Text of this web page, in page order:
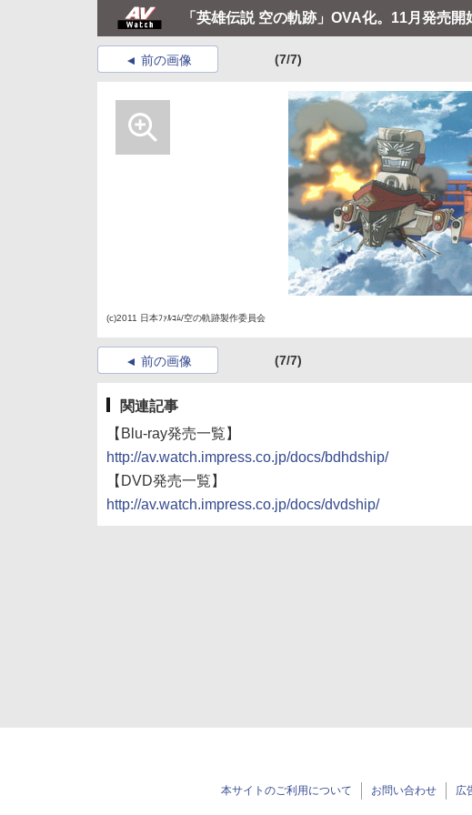
「英雄伝説 空の軌跡」OVA化。11月発売開
前の画像 (7/7)
(c)2011 日本ﾌｧﾙｺﾑ/空の軌跡製作委員会
前の画像 (7/7)
関連記事
【Blu-ray発売一覧】
http://av.watch.impress.co.jp/docs/bdhdship/
【DVD発売一覧】
http://av.watch.impress.co.jp/docs/dvdship/
本サイトのご利用について お問い合わせ 広